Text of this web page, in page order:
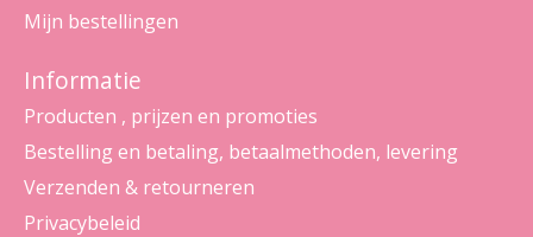
Mijn bestellingen
Informatie
Producten , prijzen en promoties
Bestelling en betaling, betaalmethoden, levering
Verzenden & retourneren
Privacybeleid